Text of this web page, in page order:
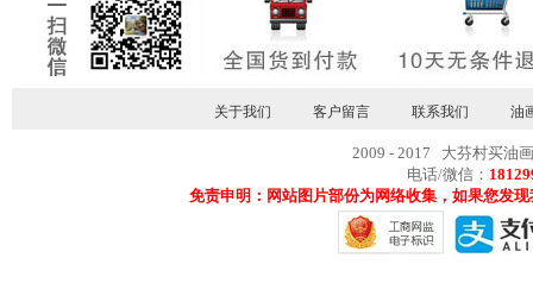
关于我们 客户留言 联系我们 油
2009 - 2017 大芬村买油
电话/微信：
免责申明：网站图片部份为网络收集，如果您发